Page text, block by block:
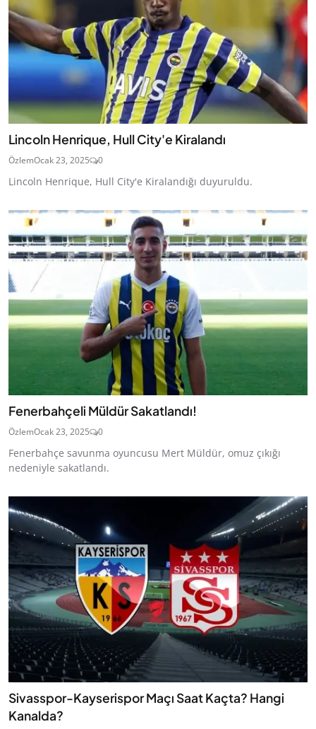
Lincoln Henrique, Hull City'e Kiralandı
ÖzlemOcak 23, 2025 0
Lincoln Henrique, Hull City'e Kiralandığı duyuruldu.
Fenerbahçeli Müldür Sakatlandı!
ÖzlemOcak 23, 2025 0
Fenerbahçe savunma oyuncusu Mert Müldür, omuz çıkığı
nedeniyle sakatlandı.
Sivasspor-Kayserispor Maçı Saat Kaçta? Hangi
Kanalda?